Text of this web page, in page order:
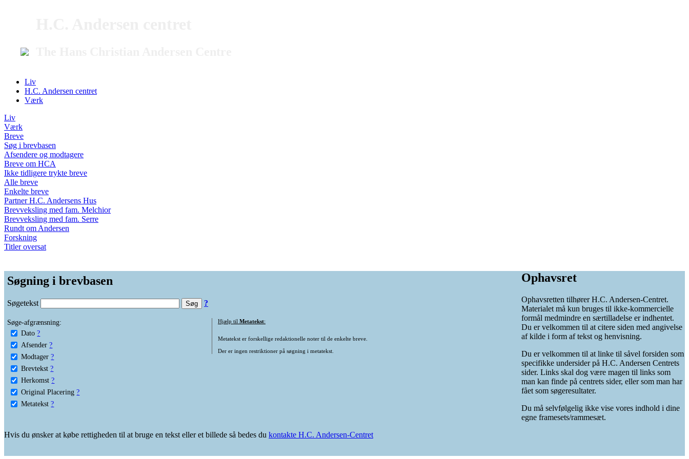
Liv
H.C. Andersen centret
Værk
Liv
Værk
Breve
Søg i brevbasen
Afsendere og modtagere
Breve om HCA
Ikke tidligere trykte breve
Alle breve
Enkelte breve
Partner H.C. Andersens Hus
Brevveksling med fam. Melchior
Brevveksling med fam. Serre
Rundt om Andersen
Forskning
Titler oversat
Søgning i brevbasen
Søgetekst ?
Søge-afgrænsning:
Dato ?
Afsender ?
Modtager ?
Brevtekst ?
Herkomst ?
Original Placering ?
Metatekst ?
Hjælp til Metatekst:
Metatekst er forskellige redaktionelle noter til de enkelte breve.
Der er ingen restriktioner på søgning i metatekst.
Ophavsret
Ophavsretten tilhører H.C. Andersen-Centret.
Materialet må kun bruges til ikke-kommercielle
formål medmindre en særtilladelse er indhentet.
Du er velkommen til at citere siden med angivelse
af kilde i form af tekst og henvisning.
Du er velkommen til at linke til såvel forsiden som
specifikke undersider på H.C. Andersen Centrets
sider. Links skal dog være magen til links som
man kan finde på centrets sider, eller som man har
fået som søgeresultater.
Du må selvfølgelig ikke vise vores indhold i dine
egne framesets/rammesæt.
Hvis du ønsker at købe rettigheden til at bruge en tekst eller et billede så bedes du kontakte H.C. Andersen-Centret